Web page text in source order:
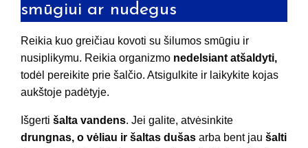
smūgiui ar nudegus
Reikia kuo greičiau kovoti su šilumos smūgiu ir
nusiplikymu. Reikia organizmo nedelsiant atšaldyti,
todėl pereikite prie šalčio. Atsigulkite ir laikykite kojas
aukštoje padėtyje.
Išgerti šalta vandens. Jei galite, atvėsinkite
drungnas, o vėliau ir šaltas dušas arba bent jau šalti